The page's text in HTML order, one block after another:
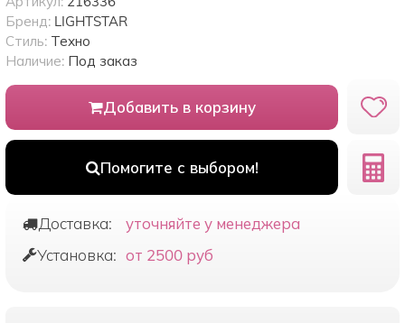
Добавить в корзину
Помогите с выбором!
Бренд: LIGHTSTAR
Стиль: Техно
Наличие: Под заказ
Доставка:
уточняйте у менеджера
Установка: от 2500 руб